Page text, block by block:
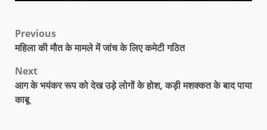
Previous
महिला की मौत के मामले में जांच के लिए कमेटी गठित
Next
आग के भयंकर रूप को देख उड़े लोगों के होश, कड़ी मशक्कत के बाद पाया
काबू